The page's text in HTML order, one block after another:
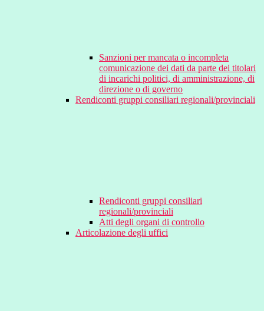
Sanzioni per mancata o incompleta
comunicazione dei dati da parte dei titolari
di incarichi politici, di amministrazione, di
direzione o di governo
Rendiconti gruppi consiliari regionali/provinciali
Rendiconti gruppi consiliari
regionali/provinciali
Atti degli organi di controllo
Articolazione degli uffici